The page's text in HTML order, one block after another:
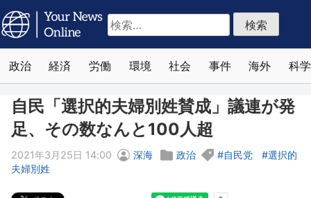
検
索:
政治 経済 労働 環境 社会 事件 海外 科学
自民「選択的夫婦別姓賛成」議連が発
足、その数なんと100人超
2021年3月25日 14:00 深海 政治 自民党
選択的
夫婦別姓